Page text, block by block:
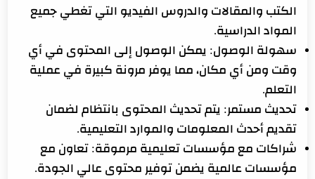
الكتب والمقالات والدروس الفيديو التي تغطي جميع
المواد الدراسية.
سهولة الوصول: يمكن الوصول إلى المحتوى في أي
وقت ومن أي مكان، مما يوفر مرونة كبيرة في عملية
التعلم.
تحديث مستمر: يتم تحديث المحتوى بانتظام لضمان
تقديم أحدث المعلومات والموارد التعليمية.
شراكات مع مؤسسات تعليمية مرموقة: تعاون مع
مؤسسات عالمية يضمن توفير محتوى عالي الجودة.